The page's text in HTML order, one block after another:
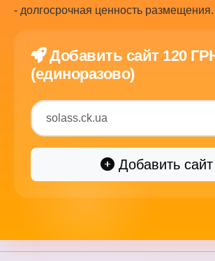
- долгосрочная ценность размещения.
Добавить сайт 120
(единоразово)
Добавить сайт